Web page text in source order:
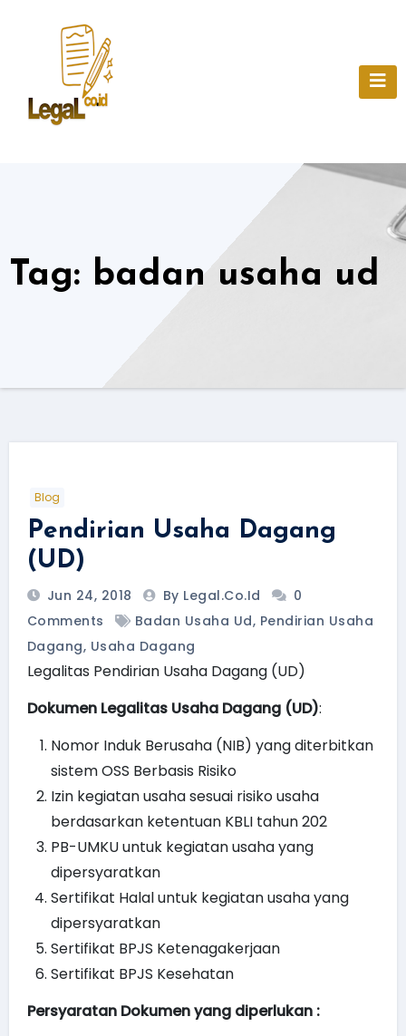
Tag: badan usaha ud
Blog
Pendirian Usaha Dagang
(UD)
Jun 24, 2018 By Legal.Co.id
0
Comments
Badan Usaha Ud, Pendirian Usaha
Dagang, Usaha Dagang
Legalitas Pendirian Usaha Dagang (UD)
Dokumen Legalitas Usaha Dagang (UD):
Nomor Induk Berusaha (NIB) yang diterbitkan
sistem OSS Berbasis Risiko
Izin kegiatan usaha sesuai risiko usaha
berdasarkan ketentuan KBLI tahun 202
PB-UMKU untuk kegiatan usaha yang
dipersyaratkan
Sertifikat Halal untuk kegiatan usaha yang
dipersyaratkan
Sertifikat BPJS Ketenagakerjaan
Sertifikat BPJS Kesehatan
Persyaratan Dokumen yang diperlukan :